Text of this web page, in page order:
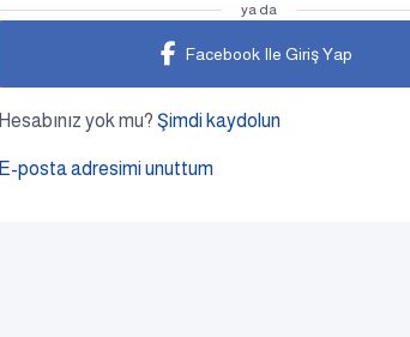
ya da
Facebook Ile Giriş Yap
Hesabınız yok mu? Şimdi kaydolun
E-posta adresimi unuttum